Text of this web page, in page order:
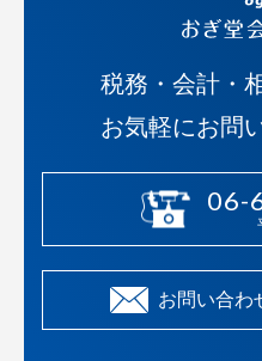
税務・会計・
お気軽にお問
06-
お問い合わ